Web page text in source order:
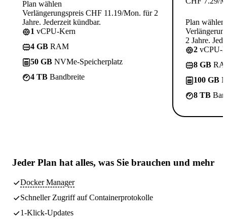
Plan wählen
Verlängerungspreis CHF 11.19/Mon. für 2
Jahre. Jederzeit kündbar.
1 vCPU-Kern
4 GB RAM
50 GB NVMe-Speicherplatz
4 TB Bandbreite
Plan wählen
2 Jahre.
2 vCPU-
8 GB
100 GB
8 TB
Jeder Plan hat alles, was Sie brauchen und mehr
Docker Manager
Schneller Zugriff auf Containerprotokolle
1-Klick-Updates